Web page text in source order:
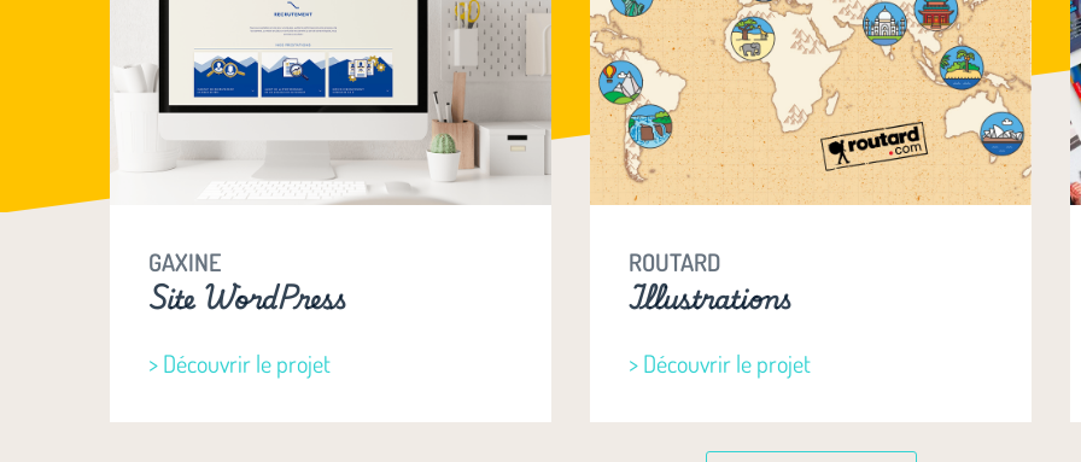
GAXINE
Site WordPress
> Découvrir le projet
ROUTARD
Illustrations
> Découvrir le projet